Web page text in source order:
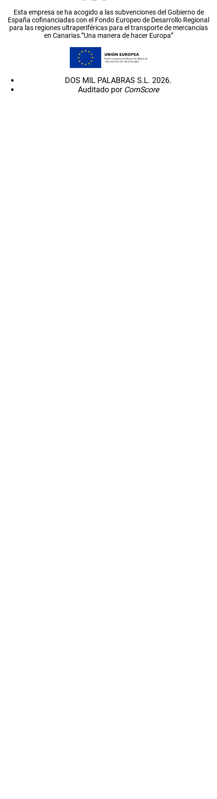
Esta empresa se ha acogido a las subvenciones del Gobierno de
España cofinanciadas con el Fondo Europeo de Desarrollo Regional
para las regiones ultraperiféricas para el transporte de mercancías
en Canarias.”Una manera de hacer Europa”
DOS MIL PALABRAS S.L. 2026.
Auditado por ComScore